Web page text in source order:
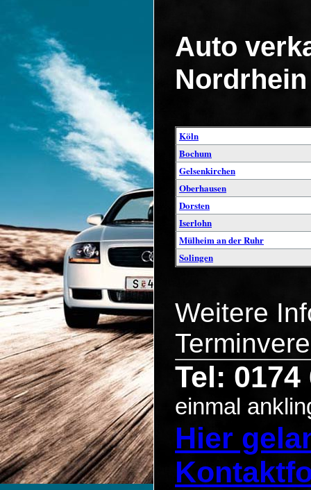
Auto
Köln
Bochum
Gelsenkirchen
Oberhausen
Dorsten
Iserlohn
Mülheim an der Ruhr
Solingen
Weitere
Tel: 0174
einmal
Hier